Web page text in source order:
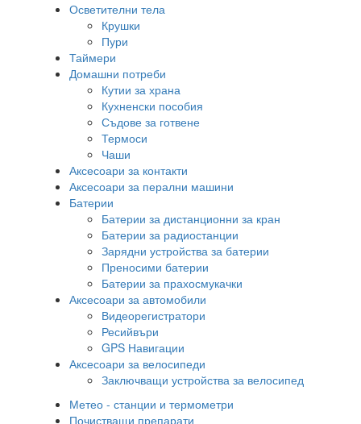
Осветителни тела
Крушки
Пури
Таймери
Домашни потреби
Кутии за храна
Кухненски пособия
Съдове за готвене
Термоси
Чаши
Аксесоари за контакти
Аксесоари за перални машини
Батерии
Батерии за дистанционни за кран
Батерии за радиостанции
Зарядни устройства за батерии
Преносими батерии
Батерии за прахосмукачки
Аксесоари за автомобили
Видеорегистратори
Ресийвъри
GPS Навигации
Аксесоари за велосипеди
Заключващи устройства за велосипед
Метео - станции и термометри
Почистващи препарати